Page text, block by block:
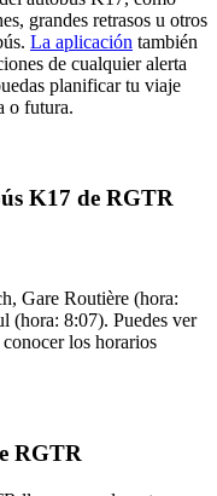
grandes retrasos u otros
La aplicación también
de cualquier alerta
planificar tu viaje
o futura.
K17 de RGTR
Gare Routière (hora:
(hora: 8:07). Puedes ver
los horarios
RGTR